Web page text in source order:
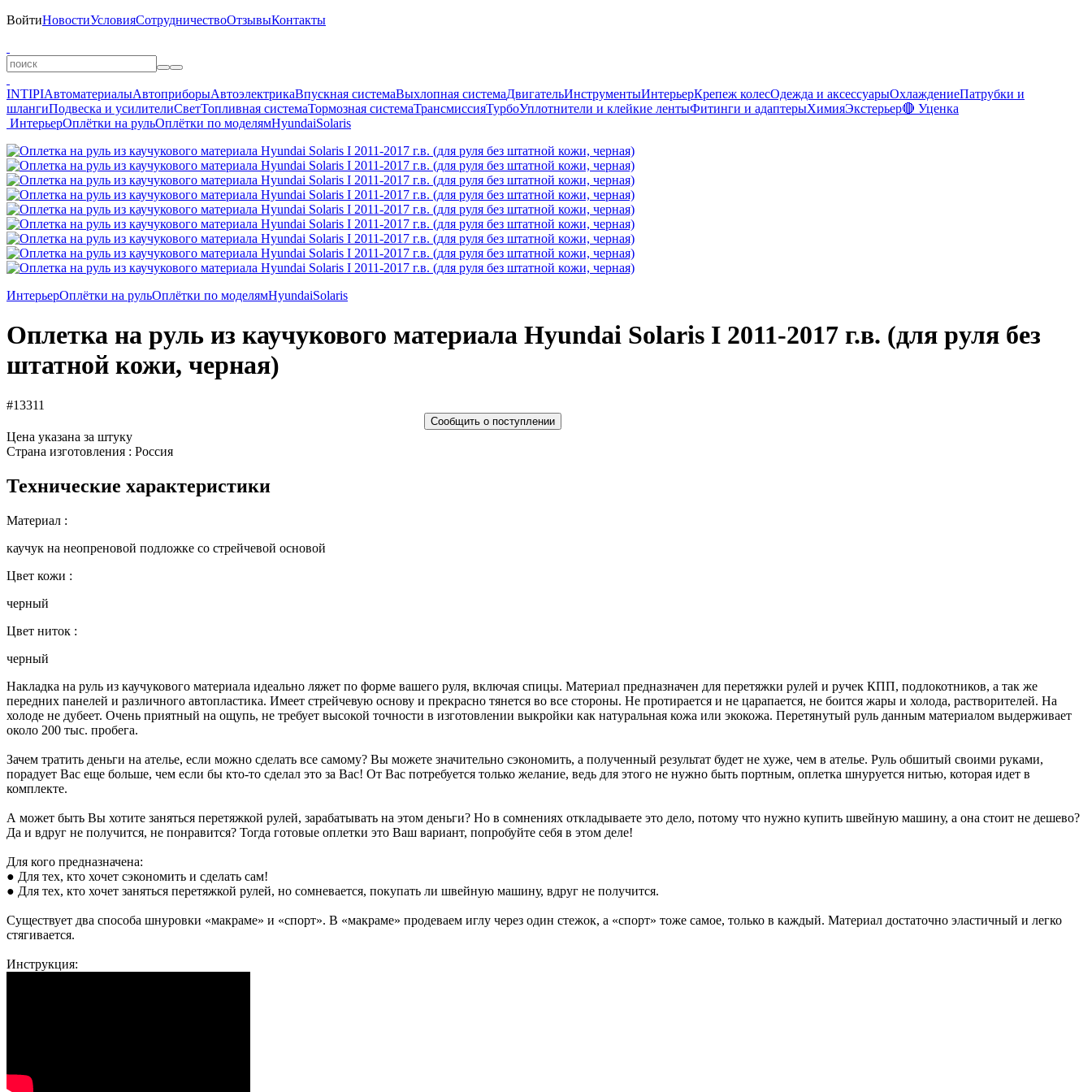
ВойтиНовостиУсловияСотрудничествоОтзывыКонтакты
INTIPIАвтоматериалыАвтоприборыАвтоэлектрикаВпускная системаВыхлопная системаДвигательИнструментыИнтерьерКрепеж колесОдежда и аксессуарыОхлаждениеПатрубки и
шлангиПодвеска и усилителиСветТопливная системаТормозная системаТрансмиссияТурбоУплотнители и клейкие лентыФитинги и адаптерыХимияЭкстерьер🔴 Уценка
ИнтерьерОплётки на рульОплётки по моделямHyundaiSolaris
ИнтерьерОплётки на рульОплётки по моделямHyundaiSolaris
Оплетка на руль из каучукового материала Hyundai Solaris I 2011-2017 г.в. (для руля без
штатной кожи, черная)
#13311
Сообщить о поступлении
Цена указана за штуку
Страна изготовления : Россия
Технические характеристики
Материал :
каучук на неопреновой подложке со стрейчевой основой
Цвет кожи :
черный
Цвет ниток :
черный
Накладка на руль из каучукового материала идеально ляжет по форме вашего руля, включая спицы. Материал предназначен для перетяжки рулей и ручек КПП, подлокотников, а так же
передних панелей и различного автопластика. Имеет стрейчевую основу и прекрасно тянется во все стороны. Не протирается и не царапается, не боится жары и холода, растворителей. На
холоде не дубеет. Очень приятный на ощупь, не требует высокой точности в изготовлении выкройки как натуральная кожа или экокожа. Перетянутый руль данным материалом выдерживает
около 200 тыс. пробега.
Зачем тратить деньги на ателье, если можно сделать все самому? Вы можете значительно сэкономить, а полученный результат будет не хуже, чем в ателье. Руль обшитый своими руками,
порадует Вас еще больше, чем если бы кто-то сделал это за Вас! От Вас потребуется только желание, ведь для этого не нужно быть портным, оплетка шнуруется нитью, которая идет в
комплекте.
А может быть Вы хотите заняться перетяжкой рулей, зарабатывать на этом деньги? Но в сомнениях откладываете это дело, потому что нужно купить швейную машину, а она стоит не дешево?
Да и вдруг не получится, не понравится? Тогда готовые оплетки это Ваш вариант, попробуйте себя в этом деле!
Для кого предназначена:
● Для тех, кто хочет сэкономить и сделать сам!
● Для тех, кто хочет заняться перетяжкой рулей, но сомневается, покупать ли швейную машину, вдруг не получится.
Существует два способа шнуровки «макраме» и «спорт». В «макраме» продеваем иглу через один стежок, а «спорт» тоже самое, только в каждый. Материал достаточно эластичный и легко
стягивается.
Инструкция: